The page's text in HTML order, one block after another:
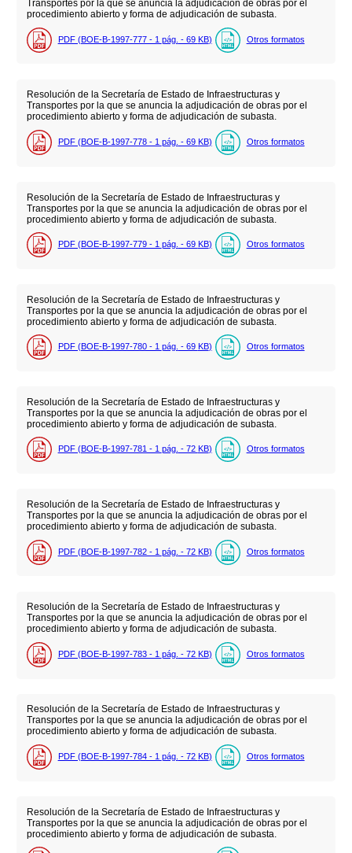
Transportes por la que se anuncia la adjudicación de obras por el
procedimiento abierto y forma de adjudicación de subasta.
PDF (BOE-B-1997-777 - 1 pág. - 69 KB) Otros formatos
Resolución de la Secretaría de Estado de Infraestructuras y
Transportes por la que se anuncia la adjudicación de obras por el
procedimiento abierto y forma de adjudicación de subasta.
PDF (BOE-B-1997-778 - 1 pág. - 69 KB) Otros formatos
Resolución de la Secretaría de Estado de Infraestructuras y
Transportes por la que se anuncia la adjudicación de obras por el
procedimiento abierto y forma de adjudicación de subasta.
PDF (BOE-B-1997-779 - 1 pág. - 69 KB) Otros formatos
Resolución de la Secretaría de Estado de Infraestructuras y
Transportes por la que se anuncia la adjudicación de obras por el
procedimiento abierto y forma de adjudicación de subasta.
PDF (BOE-B-1997-780 - 1 pág. - 69 KB) Otros formatos
Resolución de la Secretaría de Estado de Infraestructuras y
Transportes por la que se anuncia la adjudicación de obras por el
procedimiento abierto y forma de adjudicación de subasta.
PDF (BOE-B-1997-781 - 1 pág. - 72 KB) Otros formatos
Resolución de la Secretaría de Estado de Infraestructuras y
Transportes por la que se anuncia la adjudicación de obras por el
procedimiento abierto y forma de adjudicación de subasta.
PDF (BOE-B-1997-782 - 1 pág. - 72 KB) Otros formatos
Resolución de la Secretaría de Estado de Infraestructuras y
Transportes por la que se anuncia la adjudicación de obras por el
procedimiento abierto y forma de adjudicación de subasta.
PDF (BOE-B-1997-783 - 1 pág. - 72 KB) Otros formatos
Resolución de la Secretaría de Estado de Infraestructuras y
Transportes por la que se anuncia la adjudicación de obras por el
procedimiento abierto y forma de adjudicación de subasta.
PDF (BOE-B-1997-784 - 1 pág. - 72 KB) Otros formatos
Resolución de la Secretaría de Estado de Infraestructuras y
Transportes por la que se anuncia la adjudicación de obras por el
procedimiento abierto y forma de adjudicación de subasta.